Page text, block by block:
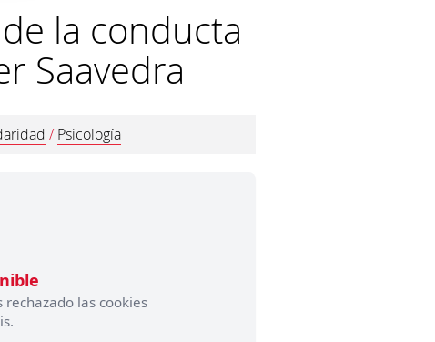
la conducta
Saavedra
/ Psicología
las cookies